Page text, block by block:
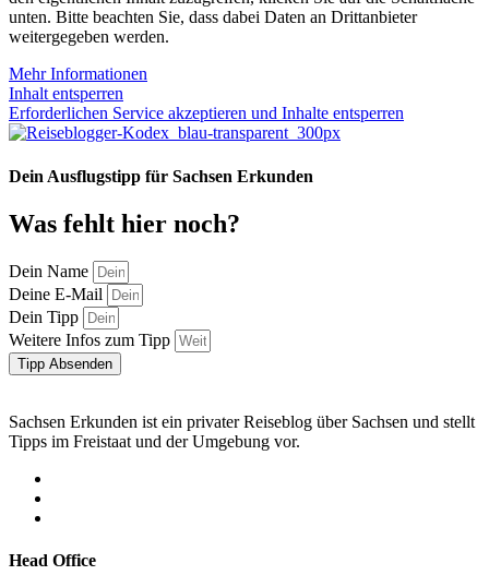
unten. Bitte beachten Sie, dass dabei Daten an Drittanbieter
weitergegeben werden.
Mehr Informationen
Inhalt entsperren
Erforderlichen Service akzeptieren und Inhalte entsperren
Dein Ausflugstipp für Sachsen Erkunden
Was fehlt hier noch?
Dein Name
Deine E-Mail
Dein Tipp
Weitere Infos zum Tipp
Tipp Absenden
Sachsen Erkunden ist ein privater Reiseblog über Sachsen und stellt
Tipps im Freistaat und der Umgebung vor.
Head Office